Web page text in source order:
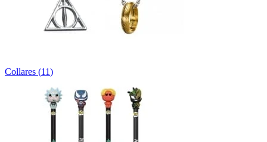
Collares (11)